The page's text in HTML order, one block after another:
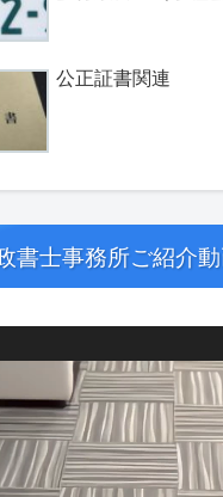
公正証書関連
書士事務所ご紹介